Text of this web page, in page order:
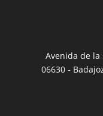
Avenida de la
06630 -